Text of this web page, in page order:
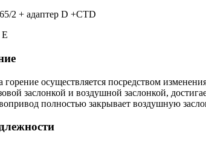
2 + адаптер D +CTD
горение осуществляется посредством
заслонкой и воздушной заслонкой,
полностью закрывает воздушную